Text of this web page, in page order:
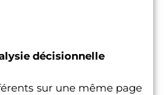
décisionnelle
sur une même page